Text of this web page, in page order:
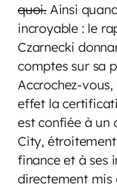
quoi. Ainsi
incroyable : le
Czarnecki
comptes sur sa
Accrochez-vous,
effet la
est confiée à un
City,
finance et à ses
directement mis